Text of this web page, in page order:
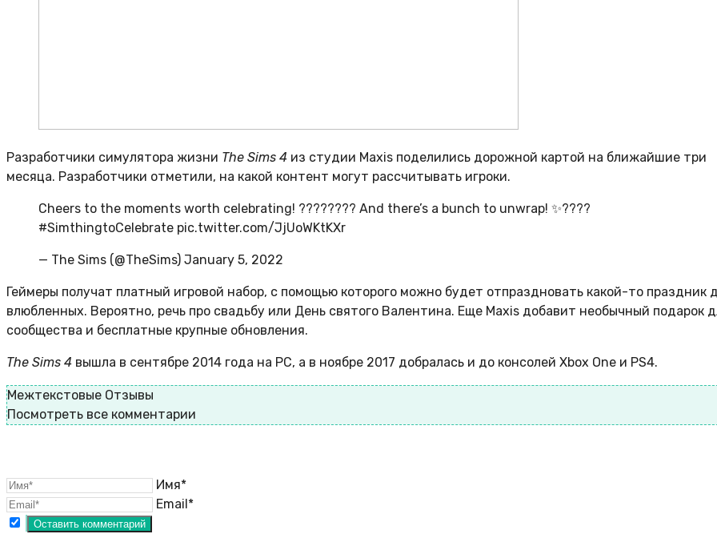
Разработчики симулятора жизни The Sims 4 из студии Maxis поделились дорожной картой на ближайшие три
месяца. Разработчики отметили, на какой контент могут рассчитывать игроки.
Cheers to the moments worth celebrating! ???????? And there’s a bunch to unwrap! ✨????
#SimthingtoCelebrate pic.twitter.com/JjUoWKtKXr
— The Sims (@TheSims) January 5, 2022
Геймеры получат платный игровой набор, с помощью которого можно будет отпраздновать какой-то праздник
влюбленных. Вероятно, речь про свадьбу или День святого Валентина. Еще Maxis добавит необычный подарок
сообщества и бесплатные крупные обновления.
The Sims 4 вышла в сентябре 2014 года на PC, а в ноябре 2017 добралась и до консолей Xbox One и PS4.
Межтекстовые Отзывы
Посмотреть все комментарии
Имя*
Email*